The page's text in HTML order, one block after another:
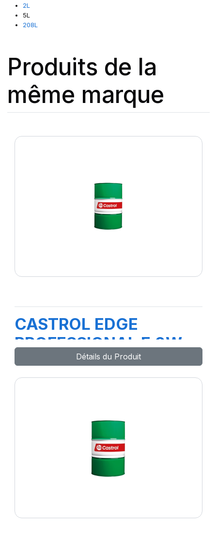
2L
5L
208L
Produits de la
même marque
CASTROL EDGE
PROFESSIONAL E 0W-
30 208LDétails du Produit